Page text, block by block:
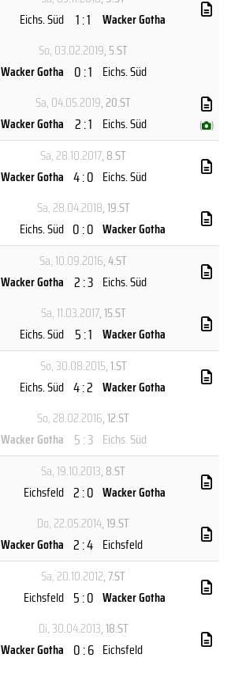
Eichs. Süd 1 : 1
Wacker Gotha
So, 03.02.2019, 5.ST
Wacker Gotha 0 : 1 Eichs. Süd
Sa, 04.05.2019, 20.ST
Wacker Gotha 2 : 1 Eichs. Süd ( )
Sa, 28.10.2017, 8.ST
Wacker Gotha 4 : 0 Eichs. Süd
Sa, 28.04.2018, 19.ST
Eichs. Süd 0 : 0 Wacker Gotha
Sa, 10.09.2016, 4.ST
Wacker Gotha 2 : 3 Eichs. Süd
Sa, 11.03.2017, 15.ST
Eichs. Süd 5 : 1 Wacker Gotha
So, 30.08.2015, 1.ST
Eichs. Süd 4 : 2 Wacker Gotha
So, 28.02.2016, 12.ST
Wacker Gotha 5 : 3 Eichs. Süd
Sa, 19.10.2013, 8.ST
Eichsfeld 2 : 0 Wacker Gotha
Do, 22.05.2014, 19.ST
Wacker Gotha 2 : 4 Eichsfeld
Sa, 20.10.2012, 7.ST
Eichsfeld 5 : 0 Wacker Gotha
Di, 30.04.2013, 18.ST
Wacker Gotha 0 : 6 Eichsfeld